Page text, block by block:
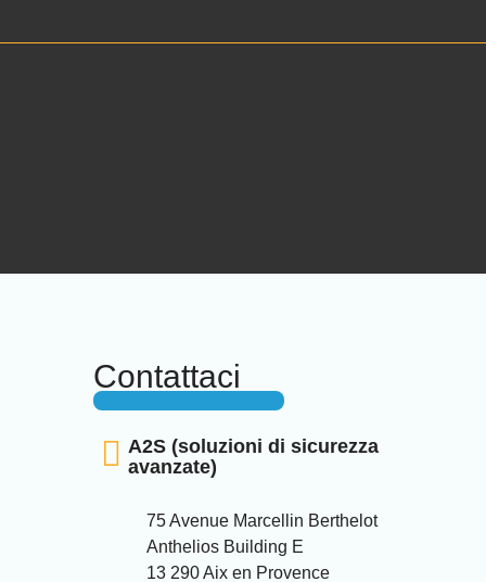
Contattaci
A2S (soluzioni di sicurezza
avanzate)
75 Avenue Marcellin Berthelot
Anthelios Building E
13 290 Aix en Provence